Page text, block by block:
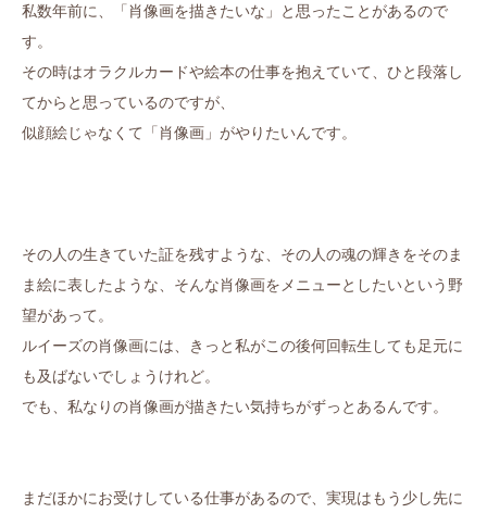
私数年前に、「肖像画を描きたいな」と思ったことがあるので
す。
その時はオラクルカードや絵本の仕事を抱えていて、ひと段落し
てからと思っているのですが、
似顔絵じゃなくて「肖像画」がやりたいんです。
その人の生きていた証を残すような、その人の魂の輝きをそのま
ま絵に表したような、そんな肖像画をメニューとしたいという野
望があって。
ルイーズの肖像画には、きっと私がこの後何回転生しても足元に
も及ばないでしょうけれど。
でも、私なりの肖像画が描きたい気持ちがずっとあるんです。
まだほかにお受けしている仕事があるので、実現はもう少し先に